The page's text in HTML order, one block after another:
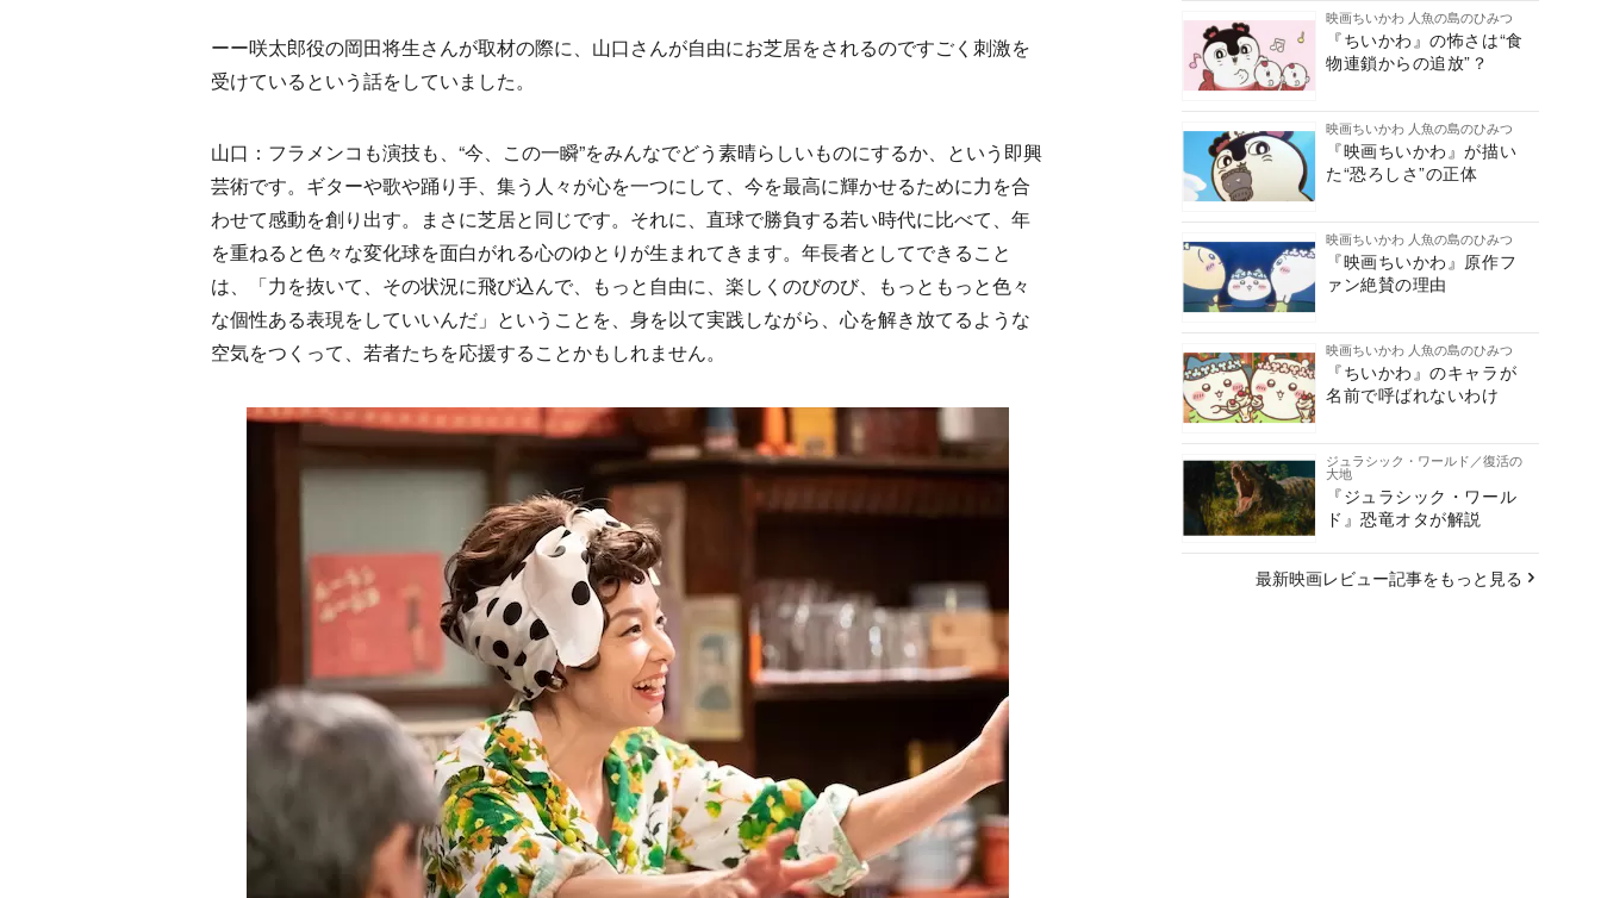
ーー咲太郎役の岡田将生さんが取材の際に、山口さんが自由にお芝居をされるのですごく刺激を
受けているという話をしていました。
山口：フラメンコも演技も、“今、この一瞬”をみんなでどう素晴らしいものにするか、という即興
芸術です。ギターや歌や踊り手、集う人々が心を一つにして、今を最高に輝かせるために力を合
わせて感動を創り出す。まさに芝居と同じです。それに、直球で勝負する若い時代に比べて、年
を重ねると色々な変化球を面白がれる心のゆとりが生まれてきます。年長者としてできること
は、「力を抜いて、その状況に飛び込んで、もっと自由に、楽しくのびのび、もっともっと色々
な個性ある表現をしていいんだ」ということを、身を以て実践しながら、心を解き放てるような
空気をつくって、若者たちを応援することかもしれません。
映画ちいかわ 人魚の島のひみつ
『ちいかわ』の怖さは“食
物連鎖からの追放”？
映画ちいかわ 人魚の島のひみつ
『映画ちいかわ』が描い
た“恐ろしさ”の正体
映画ちいかわ 人魚の島のひみつ
『映画ちいかわ』原作フ
ァン絶賛の理由
映画ちいかわ 人魚の島のひみつ
『ちいかわ』のキャラが
名前で呼ばれないわけ
ジュラシック・ワールド／復活の
大地
『ジュラシック・ワール
ド』恐竜オタが解説
最新映画レビュー記事をもっと見る